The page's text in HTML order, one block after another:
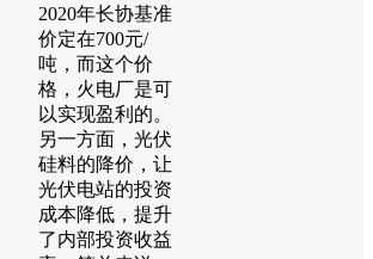
2020年长协基准
价定在700元/
吨，而这个价
格，火电厂是可
以实现盈利的。
另一方面，光伏
硅料的降价，让
光伏电站的投资
成本降低，提升
了内部投资收益